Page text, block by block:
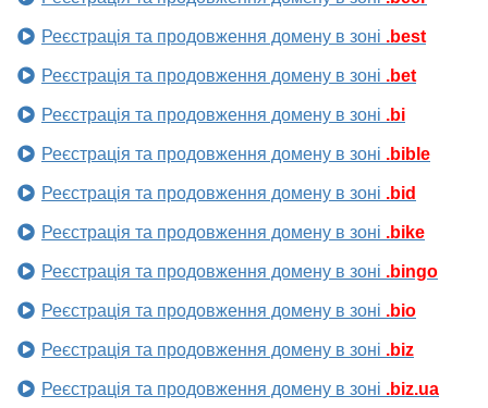
Реєстрація та продовження домену в зоні .best
Реєстрація та продовження домену в зоні .bet
Реєстрація та продовження домену в зоні .bi
Реєстрація та продовження домену в зоні .bible
Реєстрація та продовження домену в зоні .bid
Реєстрація та продовження домену в зоні .bike
Реєстрація та продовження домену в зоні .bingo
Реєстрація та продовження домену в зоні .bio
Реєстрація та продовження домену в зоні .biz
Реєстрація та продовження домену в зоні .biz.ua